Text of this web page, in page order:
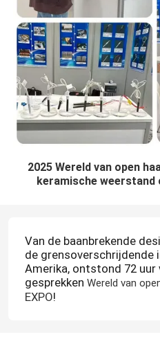
2025 Wereld van open
keramische
Van de baanbrekende
de grensoverschrijdende
Amerika, ontstond 72 uur
gesprekken
话
Wereld van
EXPO!